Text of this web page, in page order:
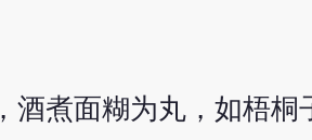
酒煮面糊为丸，如梧